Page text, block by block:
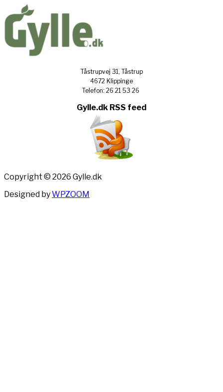
Tåstrupvej 31, Tåstrup
4672 Klippinge
Telefon: 26 21 53 26
Gylle.dk RSS feed
Copyright © 2026 Gylle.dk
Designed byWPZOOM